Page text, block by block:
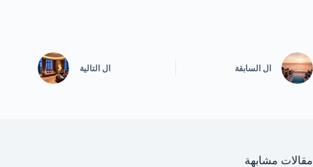
ال السابقة ال التالية
مقالات مشابهة